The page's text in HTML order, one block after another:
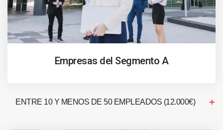
Empresas del Segmento A
ENTRE 10 Y MENOS DE 50 EMPLEADOS (12.000€)